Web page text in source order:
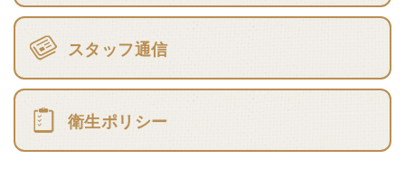
スタッフ通信
衛生ポリシー